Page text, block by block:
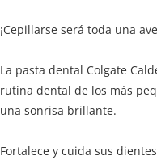
¡Cepillarse será toda una
La pasta dental Colgate
rutina dental de los más
una sonrisa brillante.
Fortalece y cuida sus